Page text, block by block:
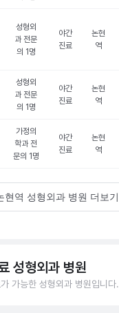
성형외
과 전문
의 1명
야간
진료
논현
역
성형외
과 전문
의 1명
야간
진료
논현
역
가정의
학과 전
문의 1명
야간
진료
논현
역
현역 성형외과 병원 더보기
성형외과 병원
가능한 성형외과 병원입니다.